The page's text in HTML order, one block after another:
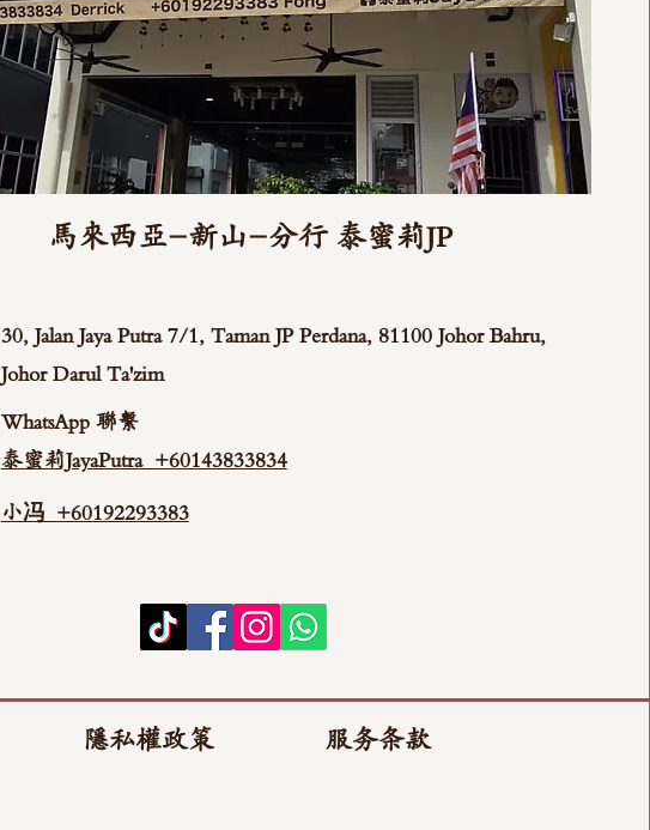
馬來西亞-新山-分行 泰蜜莉JP
30, Jalan Jaya Putra 7/1, Taman JP Perdana, 81100 Johor Bahru,
Johor Darul Ta'zim
WhatsApp 聯繫
泰蜜莉JayaPutra +60143833834
小冯 +60192293383
隱私權政策 服务条款